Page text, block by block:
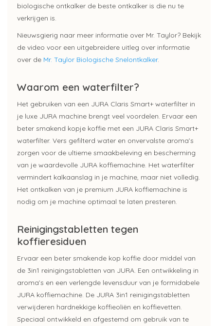
biologische ontkalker de beste ontkalker is die nu te
verkrijgen is.
Nieuwsgierig naar meer informatie over Mr. Taylor? Bekijk
de video voor een uitgebreidere uitleg over informatie
over de Mr. Taylor Biologische Snelontkalker.
Waarom een waterfilter?
Het gebruiken van een JURA Claris Smart+ waterfilter in
je luxe JURA machine brengt veel voordelen. Ervaar een
beter smakend kopje koffie met een JURA Claris Smart+
waterfilter. Vers gefilterd water en onvervalste aroma’s
zorgen voor de ultieme smaakbeleving en bescherming
van je waardevolle JURA koffiemachine. Het waterfilter
vermindert kalkaanslag in je machine, maar niet volledig.
Het ontkalken van je premium JURA koffiemachine is
nodig om je machine optimaal te laten presteren.
Reinigingstabletten tegen
koffieresiduen
Ervaar een beter smakende kop koffie door middel van
de 3in1 reinigingstabletten van JURA. Een ontwikkeling in
aroma’s en een verlengde levensduur van je formidabele
JURA koffiemachine. De JURA 3in1 reinigingstabletten
verwijderen hardnekkige koffieoliën en koffievetten.
Speciaal ontwikkeld en afgestemd om gebruik van te